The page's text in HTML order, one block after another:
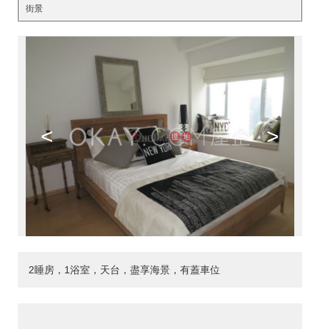
街景
< >
2睡房，1浴室，天台，盡享海景，有蓋車位